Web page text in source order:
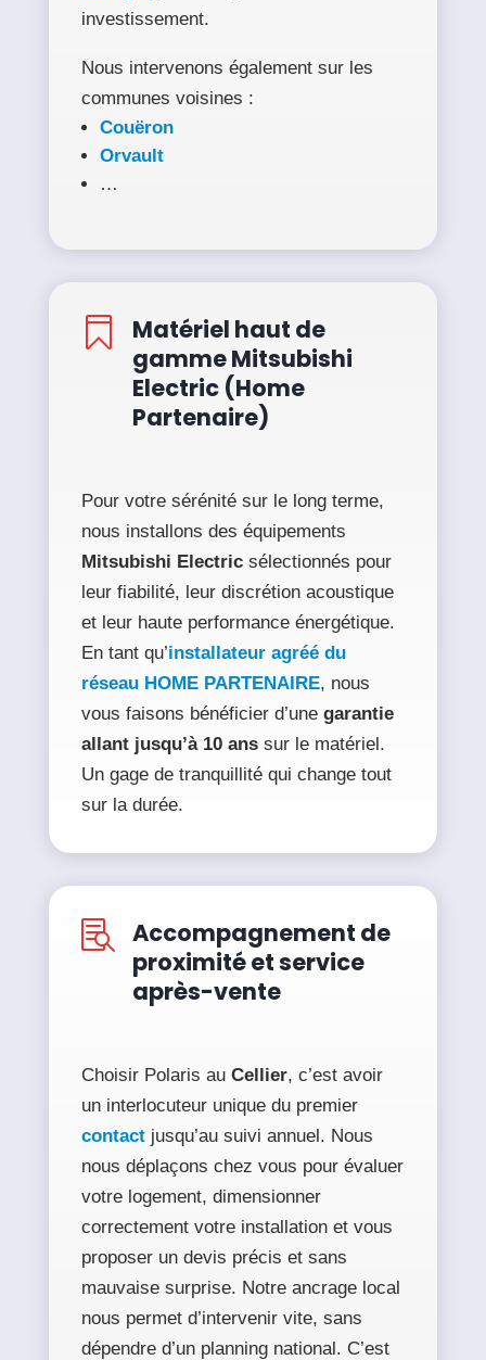
investissement.
Nous intervenons également sur les
communes voisines :
Couëron
Orvault
…

Matériel haut de
gamme Mitsubishi
Electric (Home
Partenaire)
Pour votre sérénité sur le long terme,
nous installons des équipements
Mitsubishi Electricsélectionnés pour
leur fiabilité, leur discrétion acoustique
et leur haute performance énergétique.
En tant qu’installateur agréé du
réseau HOME PARTENAIRE, nous
vous faisons bénéficier d’une garantie
allant jusqu’à 10 anssur le matériel.
Un gage de tranquillité qui change tout
sur la durée.

Accompagnement de
proximité et service
après-vente
Choisir Polaris au Cellier, c’est avoir
un interlocuteur unique du premier
contactjusqu’au suivi annuel. Nous
nous déplaçons chez vous pour évaluer
votre logement, dimensionner
correctement votre installation et vous
proposer un devis précis et sans
mauvaise surprise. Notre ancrage local
nous permet d’intervenir vite, sans
dépendre d’un planning national. C’est